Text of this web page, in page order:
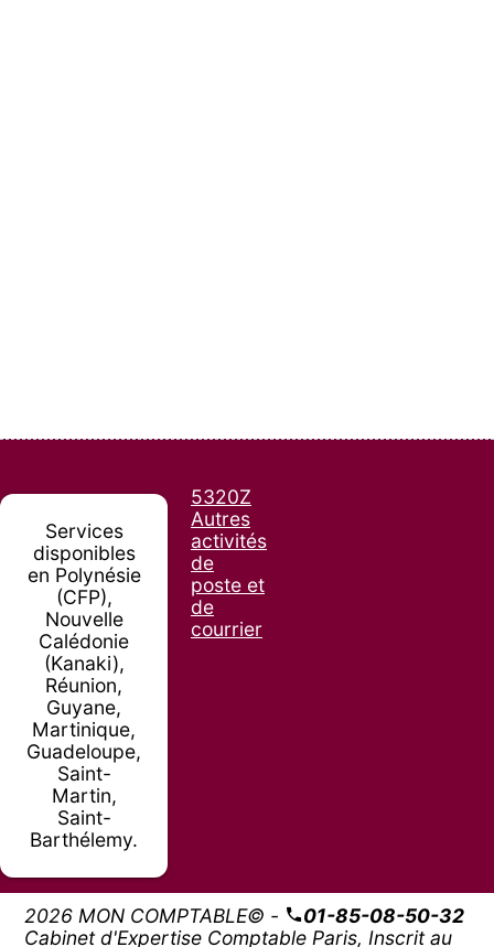
Services
disponibles
en Polynésie
(CFP),
Nouvelle
Calédonie
(Kanaki),
Réunion,
Guyane,
Martinique,
Guadeloupe,
Saint-
Martin,
Saint-
Barthélemy.
5320Z
Autres
activités
de
poste et
de
courrier
2026 MON COMPTABLE© -
01-85-08-50-32
Cabinet d'Expertise Comptable Paris, Inscrit au